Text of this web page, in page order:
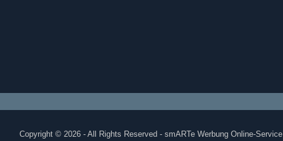
Copyright © 2026 - All Rights Reserved - smARTe Werbung Online-Service